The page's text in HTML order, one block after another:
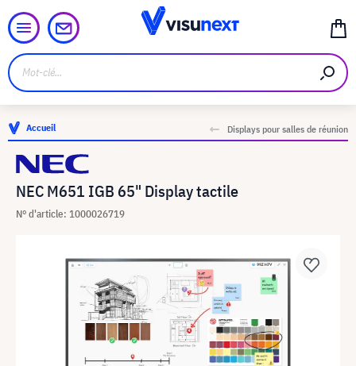
Accueil Displays pour salles de réunion
NEC M651 IGB 65" Display tactile
N° d'article: 1000026719